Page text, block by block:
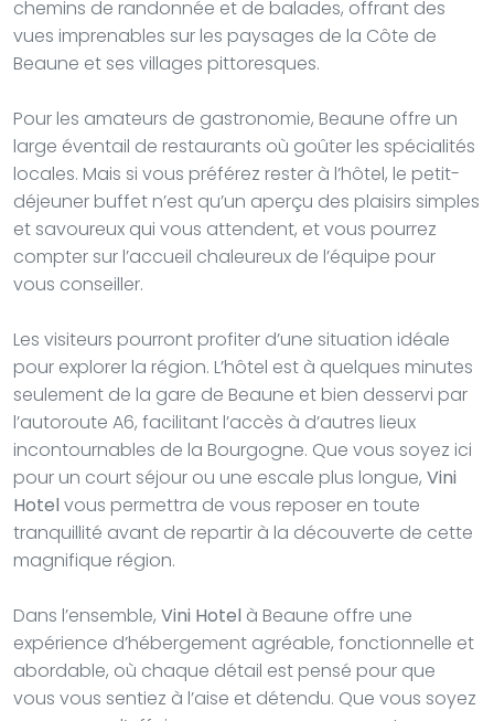
chemins de randonnée et de balades, offrant des
vues imprenables sur les paysages de la Côte de
Beaune et ses villages pittoresques.
Pour les amateurs de gastronomie, Beaune offre un
large éventail de restaurants où goûter les spécialités
locales. Mais si vous préférez rester à l’hôtel, le petit-
déjeuner buffet n’est qu’un aperçu des plaisirs simples
et savoureux qui vous attendent, et vous pourrez
compter sur l’accueil chaleureux de l’équipe pour
vous conseiller.
Les visiteurs pourront profiter d’une situation idéale
pour explorer la région. L’hôtel est à quelques minutes
seulement de la gare de Beaune et bien desservi par
l’autoroute A6, facilitant l’accès à d’autres lieux
incontournables de la Bourgogne. Que vous soyez ici
pour un court séjour ou une escale plus longue, Vini
Hotel vous permettra de vous reposer en toute
tranquillité avant de repartir à la découverte de cette
magnifique région.
Dans l’ensemble, Vini Hotel à Beaune offre une
expérience d’hébergement agréable, fonctionnelle et
abordable, où chaque détail est pensé pour que
vous vous sentiez à l’aise et détendu. Que vous soyez